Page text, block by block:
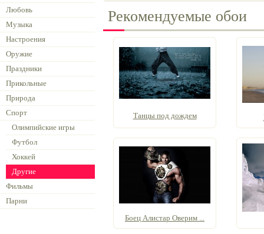
Любовь
Музыка
Настроения
Оружие
Праздники
Прикольные
Природа
Спорт
Олимпийские игры
Футбол
Хоккей
Другие
Фильмы
Парни
Рекомендуемые обои
Танцы под дождем
Боец Алистар Оверим ...